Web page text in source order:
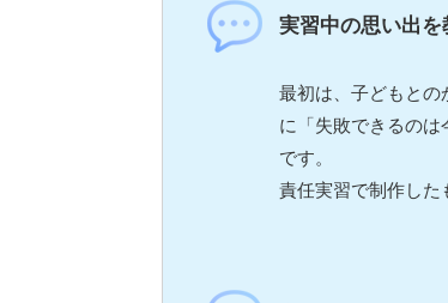
実習中の思い出を
最初は、子どもとの
に「失敗できるの
です。
責任実習で制作した